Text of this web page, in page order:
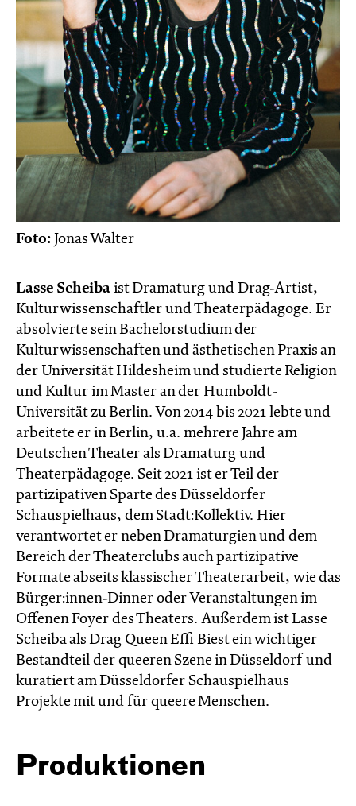
Foto: Jonas Walter
Lasse Scheiba ist Dramaturg und Drag-Artist,
Kulturwissenschaftler und Theaterpädagoge. Er
absolvierte sein Bachelorstudium der
Kulturwissenschaften und ästhetischen Praxis an
der Universität Hildesheim und studierte Religion
und Kultur im Master an der Humboldt-
Universität zu Berlin. Von 2014 bis 2021 lebte und
arbeitete er in Berlin, u.a. mehrere Jahre am
Deutschen Theater als Dramaturg und
Theaterpädagoge. Seit 2021 ist er Teil der
partizipativen Sparte des Düsseldorfer
Schauspielhaus, dem Stadt:Kollektiv. Hier
verantwortet er neben Dramaturgien und dem
Bereich der Theaterclubs auch partizipative
Formate abseits klassischer Theaterarbeit, wie das
Bürger:innen-Dinner oder Veranstaltungen im
Offenen Foyer des Theaters. Außerdem ist Lasse
Scheiba als Drag Queen Effi Biest ein wichtiger
Bestandteil der queeren Szene in Düsseldorf und
kuratiert am Düsseldorfer Schauspielhaus
Projekte mit und für queere Menschen.
Produktionen